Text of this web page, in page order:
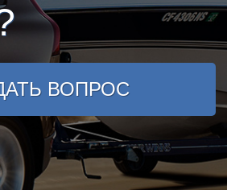
ВОПРОС